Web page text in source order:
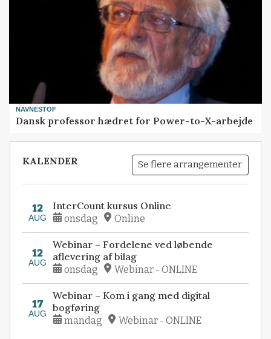
NAVNESTOF
Dansk professor hædret for Power-to-X-arbejde
KALENDER Se flere arrangementer
12
AUG
InterCount kursus Online
onsdag Online
12
AUG
Webinar – Fordelene ved løbende
aflevering af bilag
onsdag Webinar - ONLINE
17
AUG
Webinar – Kom i gang med digital
bogføring
mandag Webinar - ONLINE